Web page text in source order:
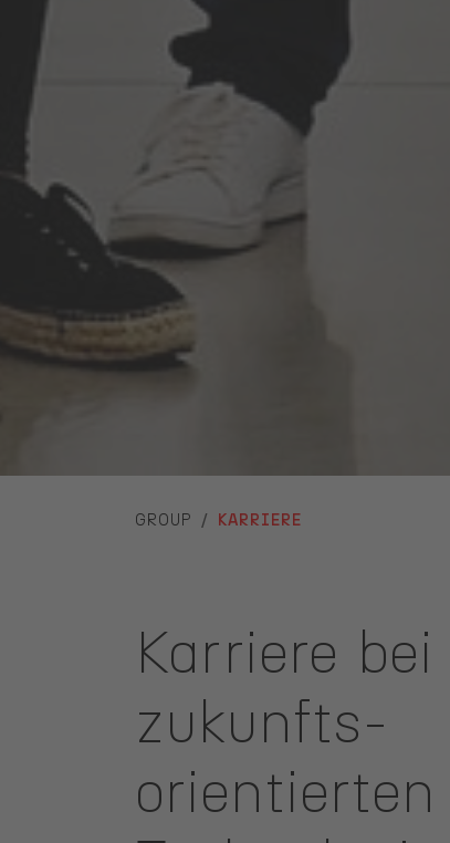
GROUP KARRIERE
Karriere
zukunfts-